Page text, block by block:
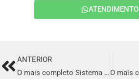
ATENDIMENTO
PrevANTERIOR
O mais completo Sistema para Delivery em Euclides da Cunha